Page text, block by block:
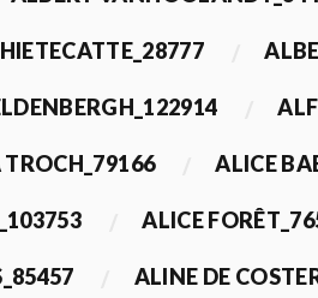
ALICE
ALICE
ALINE DE